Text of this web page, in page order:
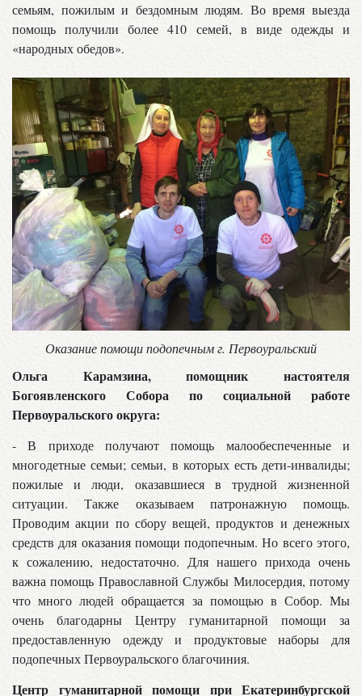
семьям, пожилым и бездомным людям. Во время выезда
помощь получили более 410 семей, в виде одежды и
«народных обедов».
Оказание помощи подопечным г. Первоуральский
Ольга Карамзина, помощник настоятеля
Богоявленского Собора по социальной работе
Первоуральского округа:
- В приходе получают помощь малообеспеченные и
многодетные семьи; семьи, в которых есть дети-инвалиды;
пожилые и люди, оказавшиеся в трудной жизненной
ситуации. Также оказываем патронажную помощь.
Проводим акции по сбору вещей, продуктов и денежных
средств для оказания помощи подопечным. Но всего этого,
к сожалению, недостаточно. Для нашего прихода очень
важна помощь Православной Службы Милосердия, потому
что много людей обращается за помощью в Собор. Мы
очень благодарны Центру гуманитарной помощи за
предоставленную одежду и продуктовые наборы для
подопечных Первоуральского благочиния.
Центр гуманитарной помощи при Екатеринбургской